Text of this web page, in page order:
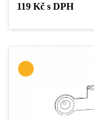
119 Kč s DPH